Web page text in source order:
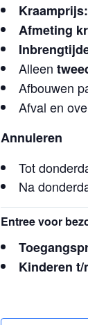
Kraamprijs:
Afmeting
Alleen
Afbouwen
Afval en
Annuleren
Tot
Na
Entree voor
Kinderen t/